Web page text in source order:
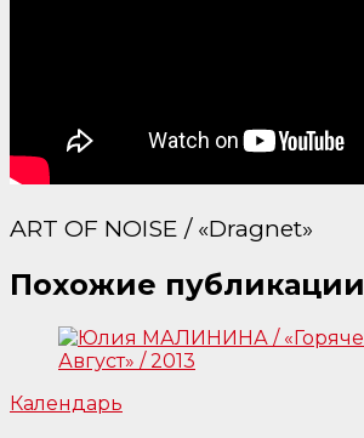
ART OF NOISE / «Dragnet»
Похожие публикации
Календарь